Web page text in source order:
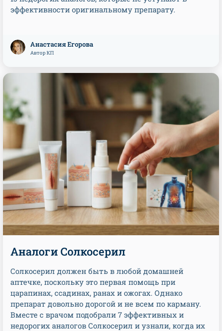
эффективности оригинальному препарату.
Анастасия Егорова
Автор КП
Аналоги Солкосерил
Солкосерил должен быть в любой домашней
аптечке, поскольку это первая помощь при
царапинах, ссадинах, ранах и ожогах. Однако
препарат довольно дорогой и не всем по карману.
Вместе с врачом подобрали 7 эффективных и
недорогих аналогов Солкосерил и узнали, когда их